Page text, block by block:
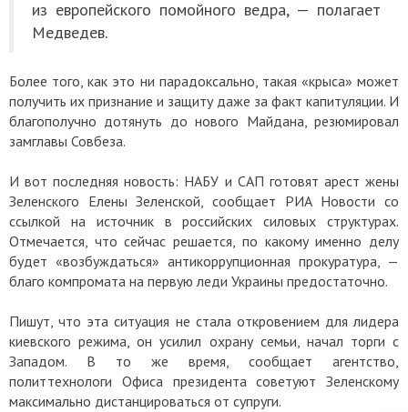
из европейского помойного ведра, — полагает
Медведев.
Более того, как это ни парадоксально, такая «крыса» может
получить их признание и защиту даже за факт капитуляции. И
благополучно дотянуть до нового Майдана, резюмировал
замглавы Совбеза.
И вот последняя новость: НАБУ и САП готовят арест жены
Зеленского Елены Зеленской, сообщает РИА Новости со
ссылкой на источник в российских силовых структурах.
Отмечается, что сейчас решается, по какому именно делу
будет «возбуждаться» антикоррупционная прокуратура, —
благо компромата на первую леди Украины предостаточно.
Пишут, что эта ситуация не стала откровением для лидера
киевского режима, он усилил охрану семьи, начал торги с
Западом. В то же время, сообщает агентство,
политтехнологи Офиса президента советуют Зеленскому
максимально дистанцироваться от супруги.